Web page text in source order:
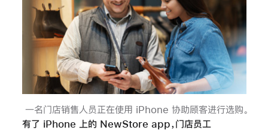
一名门店销售人员正在使用 iPhone 协助顾客进行选购。
有了 iPhone 上的 NewStore app，门店员工